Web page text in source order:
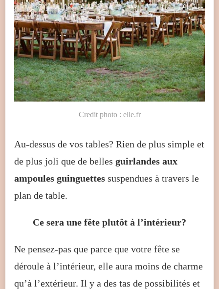
Credit photo : elle.fr
Au-dessus de vos tables? Rien de plus simple et
de plus joli que de belles guirlandes aux
ampoules guinguettes suspendues à travers le
plan de table.
Ce sera une fête plutôt à l’intérieur?
Ne pensez-pas que parce que votre fête se
déroule à l’intérieur, elle aura moins de charme
qu’à l’extérieur. Il y a des tas de possibilités et